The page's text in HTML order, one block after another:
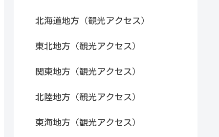
北海道地方（観光アクセス）
東北地方（観光アクセス）
関東地方（観光アクセス）
北陸地方（観光アクセス）
東海地方（観光アクセス）